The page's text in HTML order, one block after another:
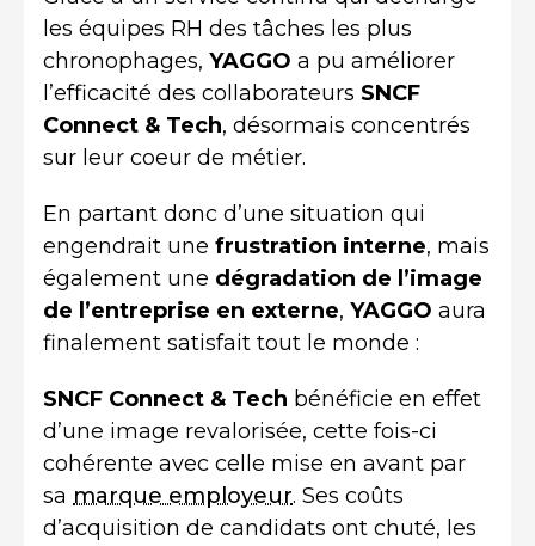
les équipes RH des tâches les plus
chronophages, YAGGO a pu améliorer
l’efficacité des collaborateurs SNCF
Connect & Tech, désormais concentrés
sur leur coeur de métier.
En partant donc d’une situation qui
engendrait une frustration interne, mais
également une dégradation de l’image
de l’entreprise en externe, YAGGO aura
finalement satisfait tout le monde :
SNCF Connect & Tech bénéficie en effet
d’une image revalorisée, cette fois-ci
cohérente avec celle mise en avant par
sa marque employeur. Ses coûts
d’acquisition de candidats ont chuté, les